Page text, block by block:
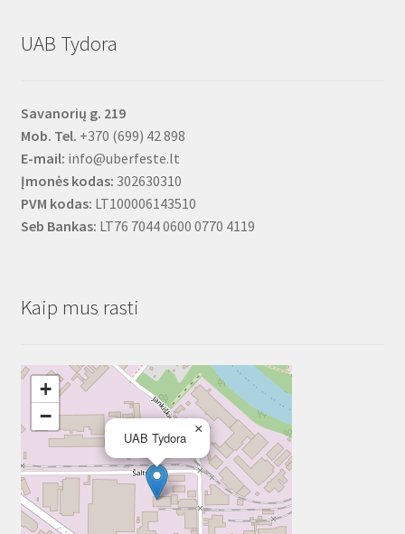
UAB Tydora
Savanorių g. 219
Mob. Tel. +370 (699) 42 898
E-mail: info@uberfeste.lt
Įmonės kodas: 302630310
PVM kodas: LT100006143510
Seb Bankas: LT76 7044 0600 0770 4119
Kaip mus rasti
UAB Tydora
×
+
−